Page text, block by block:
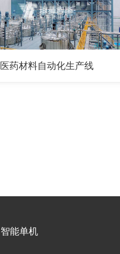
医药材料自动化生产线
智能单机